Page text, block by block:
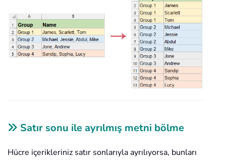
Satır sonu ile ayrılmış metni bölme
Hücre içerikleriniz satır sonlarıyla ayrılıyorsa, bunları